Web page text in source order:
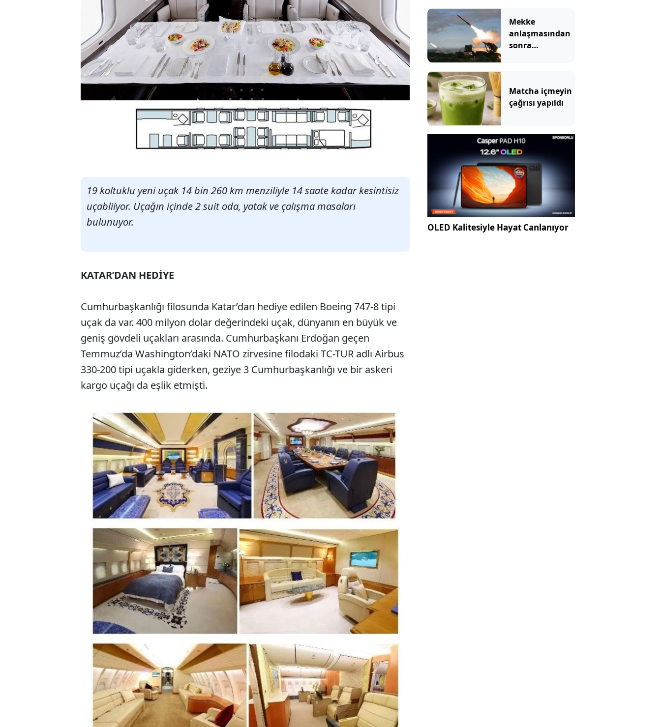
19 koltuklu yeni uçak 14 bin 260 km menziliyle 14 saate kadar kesintisiz
uçabliiyor. Uçağın içinde 2 suit oda, yatak ve çalışma masaları
bulunuyor.
KATAR’DAN HEDİYE
Cumhurbaşkanlığı filosunda Katar’dan hediye edilen Boeing 747-8 tipi
uçak da var. 400 milyon dolar değerindeki uçak, dünyanın en büyük ve
geniş gövdeli uçakları arasında. Cumhurbaşkanı Erdoğan geçen
Temmuz’da Washington’daki NATO zirvesine filodaki TC-TUR adlı Airbus
330-200 tipi uçakla giderken, geziye 3 Cumhurbaşkanlığı ve bir askeri
kargo uçağı da eşlik etmişti.
Mekke
anlaşmasından
sonra
Matcha içmeyin
çağrısı yapıldı
OLED Kalitesiyle Hayat Canlanıyor